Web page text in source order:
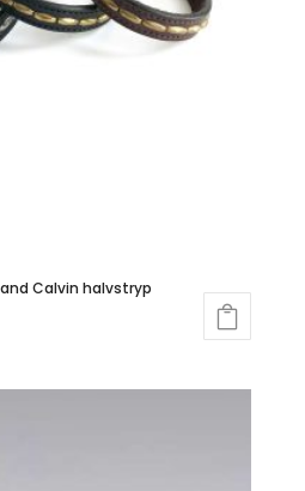
Calvin halvstryp